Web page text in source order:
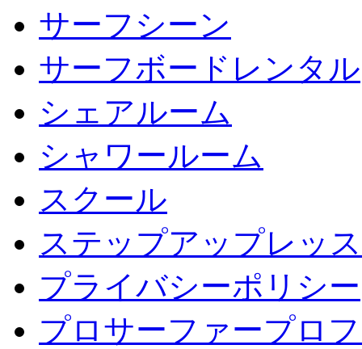
サーフシーン
サーフボードレンタル
シェアルーム
シャワールーム
スクール
ステップアップレッ
プライバシーポリシー
プロサーファープロ